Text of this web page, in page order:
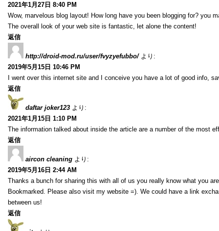
2021年1月27日 8:40 PM
Wow, marvelous blog layout! How long have you been blogging for? you
The overall look of your web site is fantastic, let alone the content!
返信
http://droid-mod.ru/user/fvyzyefubbo/ より:
2019年5月15日 10:46 PM
I went over this internet site and I conceive you have a lot of good info,
返信
daftar joker123 より:
2021年1月15日 1:10 PM
The information talked about inside the article are a number of the most
返信
aircon cleaning より:
2019年5月16日 2:44 AM
Thanks a bunch for sharing this with all of us you really know what you
Bookmarked. Please also visit my website =). We could have a link
between us!
返信